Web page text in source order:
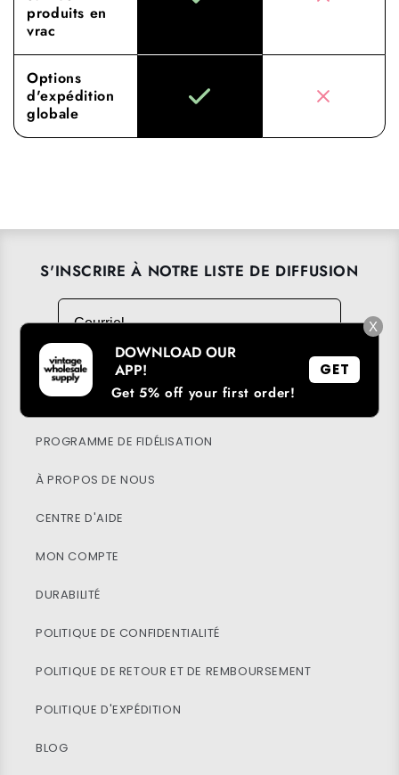
produits en
vrac
Options
d'expédition
globale
S'INSCRIRE À NOTRE LISTE DE DIFFUSION
Courriel
→
TÉLÉCHARGER NOTRE APPLICATION
PROGRAMME DE FIDÉLISATION
À PROPOS DE NOUS
CENTRE D'AIDE
MON COMPTE
DURABILITÉ
POLITIQUE DE CONFIDENTIALITÉ
POLITIQUE DE RETOUR ET DE REMBOURSEMENT
POLITIQUE D'EXPÉDITION
BLOG
X
DOWNLOAD OUR
APP!
Get 5% off your first order!
GET